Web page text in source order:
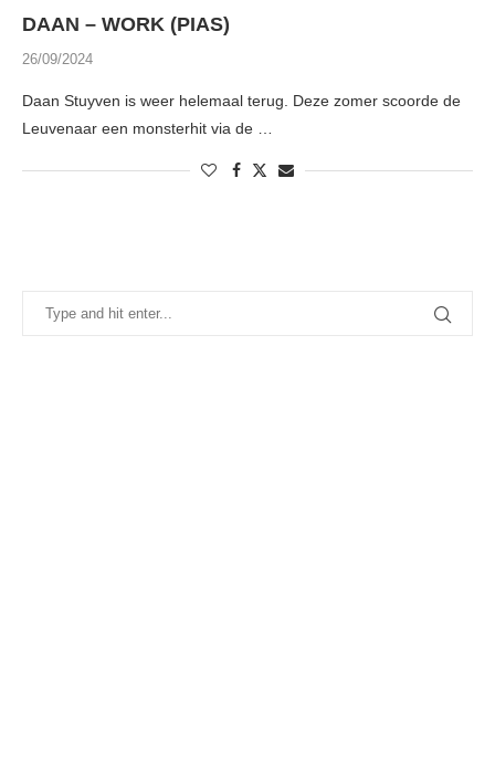
DAAN – WORK (PIAS)
26/09/2024
Daan Stuyven is weer helemaal terug. Deze zomer scoorde de
Leuvenaar een monsterhit via de …